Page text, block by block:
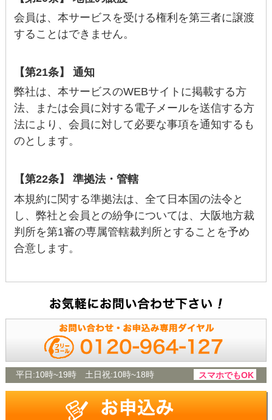
会員は、本サービスを受ける権利を第三者に譲渡
することはできません。
【第21条】 通知
弊社は、本サービスのWEBサイトに掲載する方
法、または会員に対する電子メールを送信する方
法により、会員に対して必要な事項を通知するも
のとします。
【第22条】 準拠法・管轄
本規約に関する準拠法は、全て日本国の法令と
し、弊社と会員との紛争については、大阪地方裁
判所を第1審の専属管轄裁判所とすることを予め
合意します。
平日:10時~19時 土日祝:10時~18時 スマホでもOK